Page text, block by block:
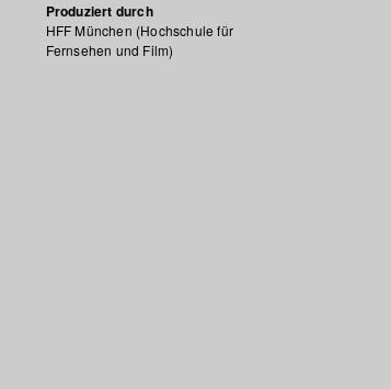
Produziert durch
HFF München (Hochschule für
Fernsehen und Film)